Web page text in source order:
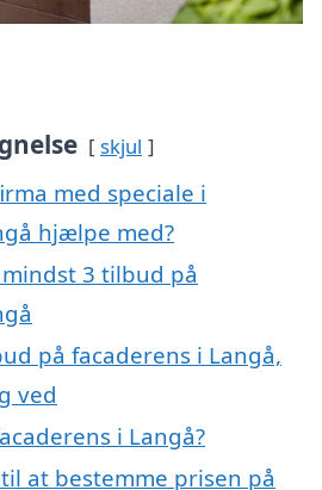
skjul
med speciale i
hjælpe med?
3 tilbud på
på facaderens i Langå,
ved
i Langå?
at bestemme prisen på